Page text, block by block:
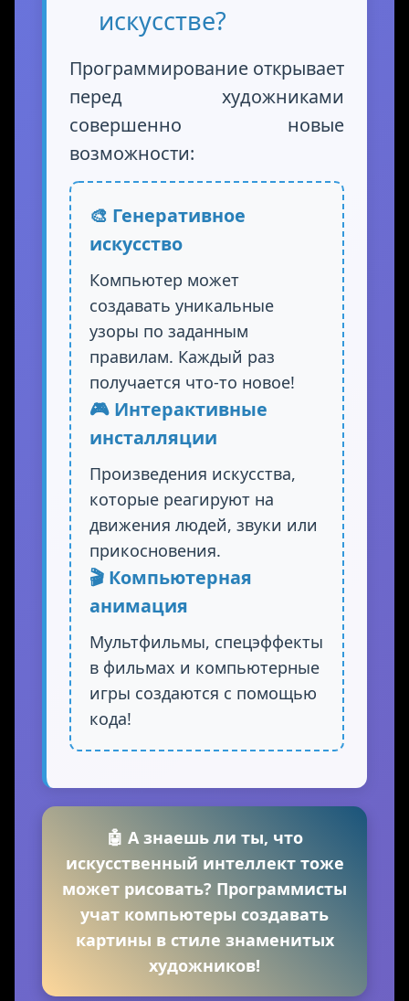
искусстве?
Программирование открывает
перед художниками
совершенно новые
возможности:
🎨 Генеративное
искусство
Компьютер может
создавать уникальные
узоры по заданным
правилам. Каждый раз
получается что-то новое!
🎮 Интерактивные
инсталляции
Произведения искусства,
которые реагируют на
движения людей, звуки или
прикосновения.
🎬 Компьютерная
анимация
Мультфильмы, спецэффекты
в фильмах и компьютерные
игры создаются с помощью
кода!
🤖 А знаешь ли ты, что
искусственный интеллект тоже
может рисовать? Программисты
учат компьютеры создавать
картины в стиле знаменитых
художников!